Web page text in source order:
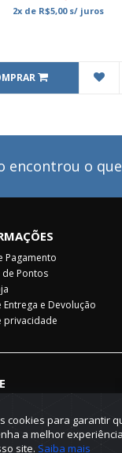
2x de R$5,00s/ juros
encontrou o
Pagamento
Pontos
Entrega e Devolução
privacidade
de qualidade
do cliente e na
cookies para garantir
a melhor experiência
site. Saiba mais